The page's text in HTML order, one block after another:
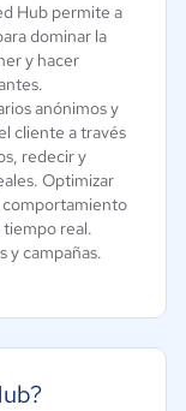
Hub permite a
dominar la
y hacer
anónimos y
cliente a través
redecir y
Optimizar
comportamiento
real.
y campañas.